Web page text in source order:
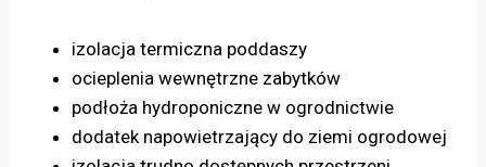
izolacja termiczna poddaszy
ocieplenia wewnętrzne zabytków
podłoża hydroponiczne w ogrodnictwie
dodatek napowietrzający do ziemi ogrodowej